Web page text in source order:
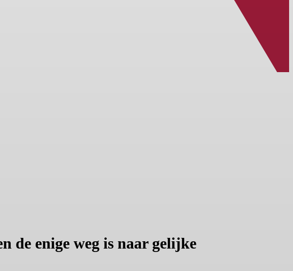
de enige weg is naar gelijke